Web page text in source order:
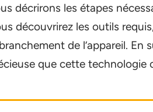
décrirons les étapes
découvrirez les outils
de l’appareil. En
que cette